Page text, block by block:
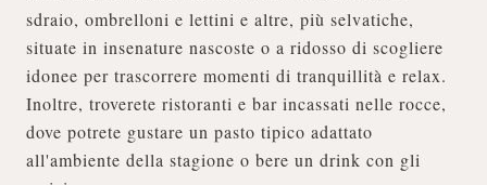
sdraio, ombrelloni e lettini e altre, più selvatiche,
situate in insenature nascoste o a ridosso di scogliere
idonee per trascorrere momenti di tranquillità e relax.
Inoltre, troverete ristoranti e bar incassati nelle rocce,
dove potrete gustare un pasto tipico adattato
all'ambiente della stagione o bere un drink con gli